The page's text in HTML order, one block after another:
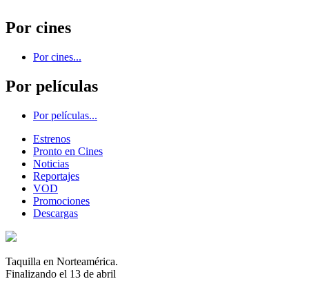
Por cines
Por cines...
Por películas
Por películas...
Estrenos
Pronto en Cines
Noticias
Reportajes
VOD
Promociones
Descargas
Taquilla en Norteamérica.
Finalizando el 13 de abril